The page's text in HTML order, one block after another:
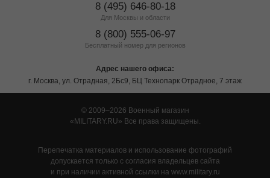
8 (495) 646-80-18
Для Москвы и области
8 (800) 555-06-97
Бесплатный номер для регионов
Адрес нашего офиса:
г. Москва, ул. Отрадная, 2Бс9, БЦ Технопарк Отрадное, 7 этаж
© 2009–2026 Военный магазин
MILITARY.RU
Все права защищены.
Перепечатка материалов и использование фотографий
допускается только с согласия владельцев сайта
и при наличии активной ссылки на www.military.ru